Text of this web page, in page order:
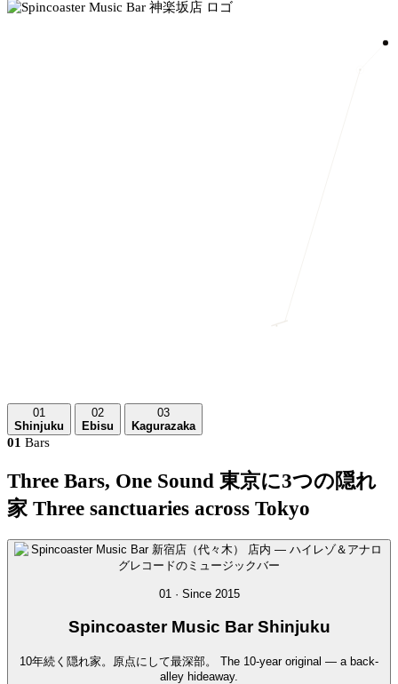
01
Shinjuku
02
Ebisu
03
Kagurazaka
01 Bars
Three Bars, One Sound 東京に3つの隠れ
家 Three sanctuaries across Tokyo
01 · Since 2015
SpincoasterMusic Bar Shinjuku
10年続く隠れ家。原点にして最深部。
The 10-year original — a back-
alley hideaway.